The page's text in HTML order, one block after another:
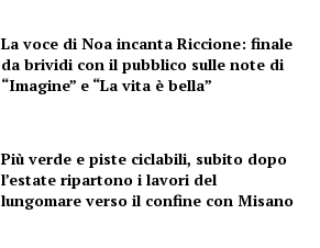
La voce di Noa incanta Riccione: finale
da brividi con il pubblico sulle note di
“Imagine” e “La vita è bella”
Più verde e piste ciclabili, subito dopo
l’estate ripartono i lavori del
lungomare verso il confine con Misano